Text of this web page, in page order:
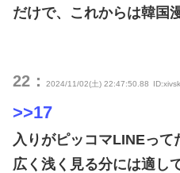
だけで、これからは韓国
22： 2024/11/02(土) 22:47:50.88
>>17
入りがピッコマLINEって
広く浅く見る分には適し